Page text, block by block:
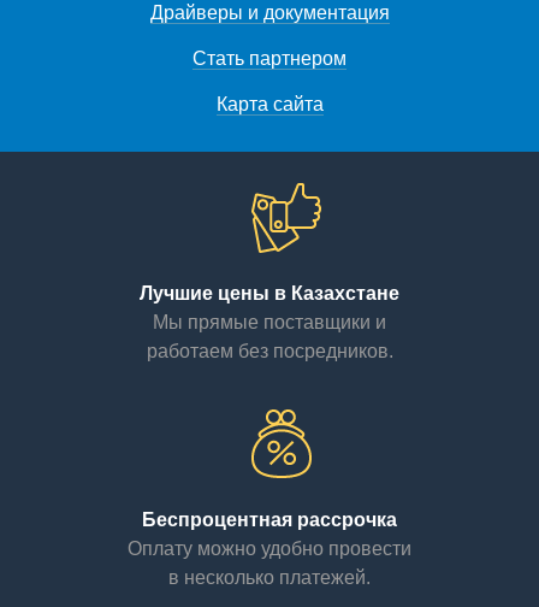
Драйверы и документация
Стать партнером
Карта сайта
Лучшие цены в Казахстане
Мы прямые поставщики и
работаем без посредников.
Беспроцентная рассрочка
Оплату можно удобно провести
в несколько платежей.